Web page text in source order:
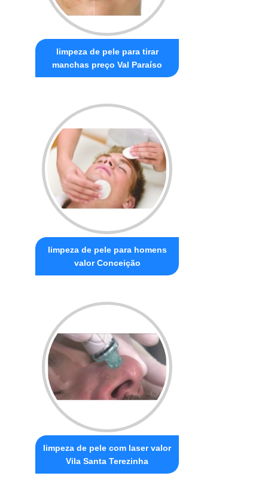
limpeza de pele para tirar
manchas preço Val Paraíso
limpeza de pele para homens
valor Conceição
limpeza de pele com laser valor
Vila Santa Terezinha